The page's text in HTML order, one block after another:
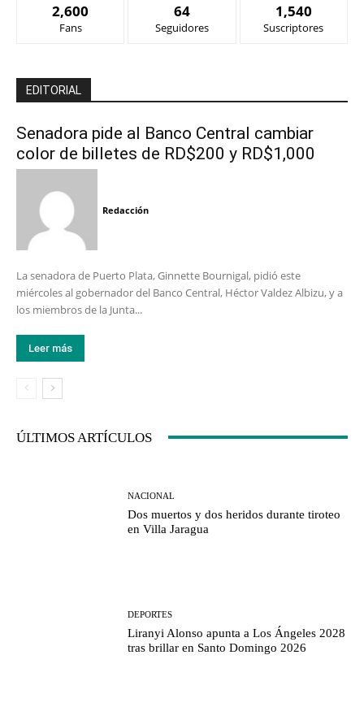
2,600
Fans
64
Seguidores
1,540
Suscriptores
EDITORIAL
Senadora pide al Banco Central cambiar
color de billetes de RD$200 y RD$1,000
Redacción
La senadora de Puerto Plata, Ginnette Bournigal, pidió este
miércoles al gobernador del Banco Central, Héctor Valdez Albizu, y a
los miembros de la Junta...
Leer más
ÚLTIMOS ARTÍCULOS
NACIONAL
Dos muertos y dos heridos durante tiroteo
en Villa Jaragua
DEPORTES
Liranyi Alonso apunta a Los Ángeles 2028
tras brillar en Santo Domingo 2026